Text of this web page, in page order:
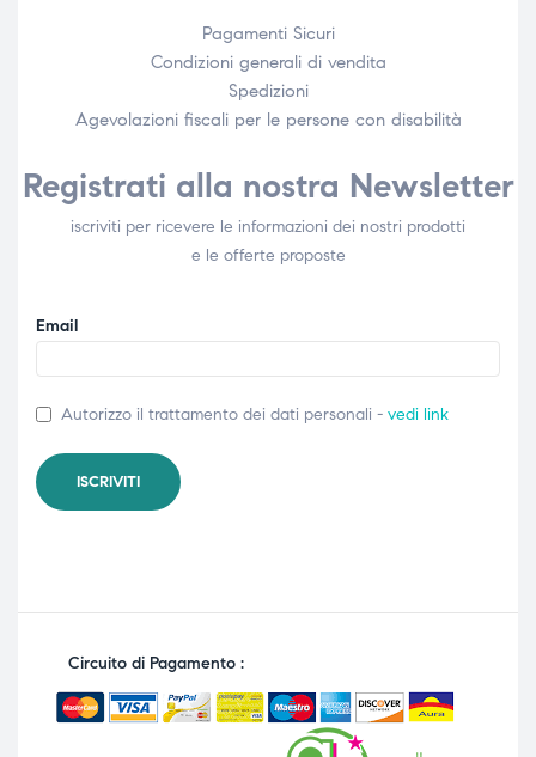
Pagamenti Sicuri
Condizioni generali di vendita
Spedizioni
Agevolazioni fiscali per le persone con disabilità​
Registrati alla nostra Newsletter
iscriviti per ricevere le informazioni dei nostri prodotti
e le offerte proposte
Email
Autorizzo il trattamento dei dati personali - vedi link
Circuito di Pagamento :